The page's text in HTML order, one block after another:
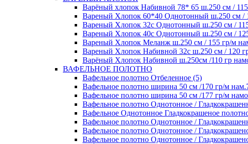
Варёный хлопок Набивной 78* 65 ш.250 см /
Вареный Хлопок 60*40 Однотонный ш.250 см /
Вареный Хлопок 32с Однотонный ш.250 см /
Вареный Хлопок 40с Однотонный ш.250 см /
Вареный Хлопок Меланж ш.250 см / 155 гр/м
Вареный Хлопок Набивной 32с ш.250 см / 120
Варёный Хлопок Набивной ш.250см /110 гр
ВАФЕЛЬНОЕ ПОЛОТНО
Вафельное полотно Отбеленное (5)
Вафельное полотно ширина 50 см /170 гр/м
Вафельное полотно ширина 50 см /177 гр/м
Вафельное полотно Однотонное /
Вафельное Однотонное Гладкокрашеное
Вафельное полотно Однотонное /
Вафельное полотно Однотонное /
Вафельное полотно Однотонное /